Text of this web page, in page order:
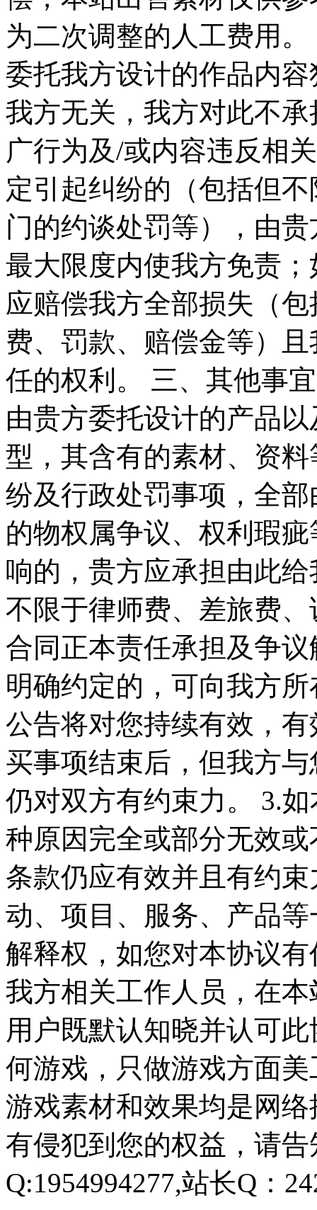
为二次调整的人工费用
委托我方设计的作品内
我方无关，我方对此不
广行为及/或内容违反相
定引起纠纷的（包括但
门的约谈处罚等），由
最大限度内使我方免责
应赔偿我方全部损失（
费、罚款、赔偿金等）
任的权利。 三、其他事
由贵方委托设计的产品
型，其含有的素材、资
纷及行政处罚事项，全
的物权属争议、权利瑕
响的，贵方应承担由此
不限于律师费、差旅费
合同正本责任承担及争
明确约定的，可向我方
公告将对您持续有效，
买事项结束后，但我方
仍对双方有约束力。 3.
种原因完全或部分无效
条款仍应有效并且有约
动、项目、服务、产品
解释权，如您对本协议
我方相关工作人员，在
用户既默认知晓并认可
何游戏，只做游戏方面
游戏素材和效果均是网
有侵犯到您的权益，请
Q:1954994277,站长Q：